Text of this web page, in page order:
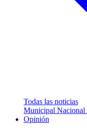
Todas las noticias
Municipal Nacional
Opinión